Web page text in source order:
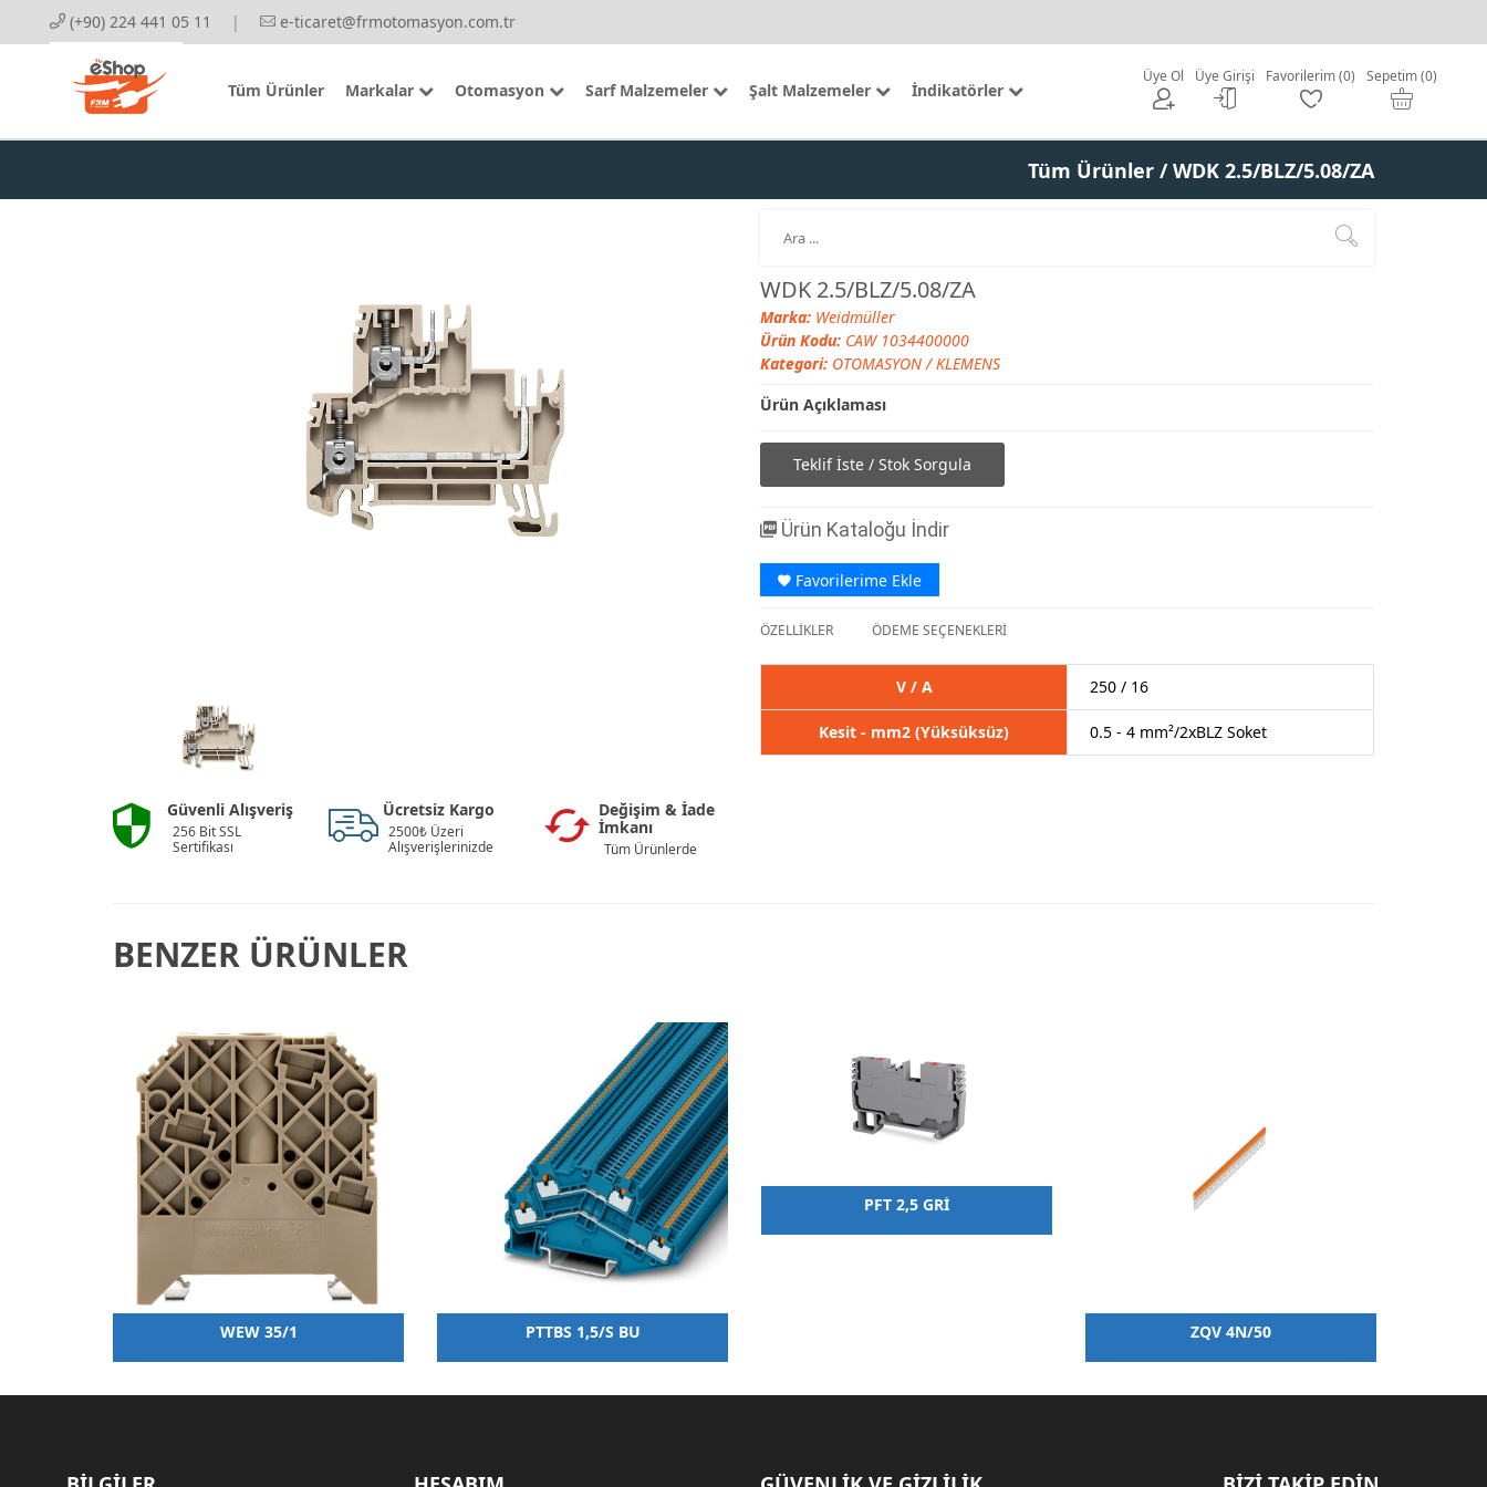
(+90) 224 441 05 11 | e-ticaret@frmotomasyon.com.tr
Tüm Ürünler Markalar Otomasyon Sarf Malzemeler Şalt Malzemeler İndikatörler
Üye Ol Üye Girişi Favorilerim (0) Sepetim (0)
Tüm Ürünler / WDK 2.5/BLZ/5.08/ZA
Güvenli Alışveriş
256 Bit SSL
Sertifikası
Ücretsiz Kargo
2500₺ Üzeri
Alışverişlerinizde
Değişim & İade
İmkanı
Tüm Ürünlerde
WDK 2.5/BLZ/5.08/ZA
Marka: Weidmüller
Ürün Kodu: CAW 1034400000
Kategori: OTOMASYON/KLEMENS
Ürün Açıklaması
Teklif İste / Stok Sorgula
Ürün Kataloğu İndir
Favorilerime Ekle
ÖZELLİKLER ÖDEME SEÇENEKLERİ
V / A 250 / 16
Kesit - mm2 (Yüksüksüz) 0.5 - 4 mm²/2xBLZ Soket
BENZER ÜRÜNLER
WEW 35/1 PTTBS 1,5/S BU
PFT 2,5 GRİ
ZQV 4N/50